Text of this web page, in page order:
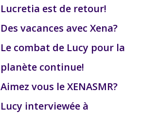
Lucretia est de retour!
Des vacances avec Xena?
Le combat de Lucy pour la
planète continue!
Aimez vous le XENASMR?
Lucy interviewée à